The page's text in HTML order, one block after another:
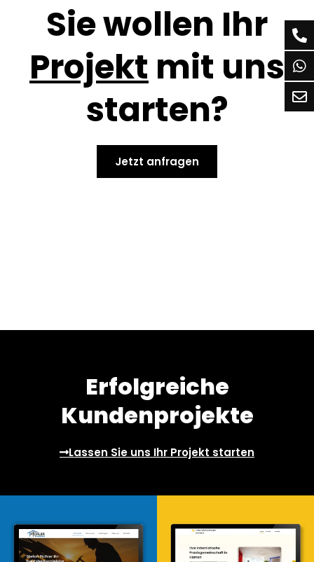
Sie wollen Ihr
Projekt mit uns
starten?
Jetzt anfragen
Erfolgreiche
Kundenprojekte
Lassen Sie uns Ihr Projekt starten